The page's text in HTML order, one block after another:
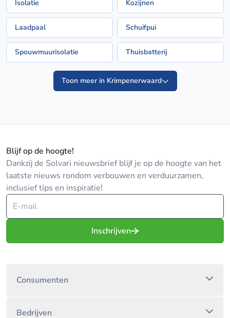
Isolatie Kozijnen
Laadpaal Schuifpui
Spouwmuurisolatie Thuisbatterij
Toon meer in Krimpenerwaard
Blijf op de hoogte!
Dankzij de Solvari nieuwsbrief blijf je op de hoogte van het
laatste nieuws rondom verbouwen en verduurzamen,
inclusief tips en inspiratie!
Inschrijven
Consumenten
Bedrijven